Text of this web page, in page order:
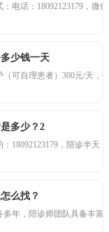
电话：18092123179，微信
少钱一天
（可自理患者）300元/天，
多少？2
18092123179，陪诊半天
么找？
年，陪诊师团队具备丰富